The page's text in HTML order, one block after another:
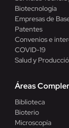
Biotecnología
Empresas de
Patentes
Convenios e
COVID-19
Salud y
Áreas
Biblioteca
Bioterio
Microscopía